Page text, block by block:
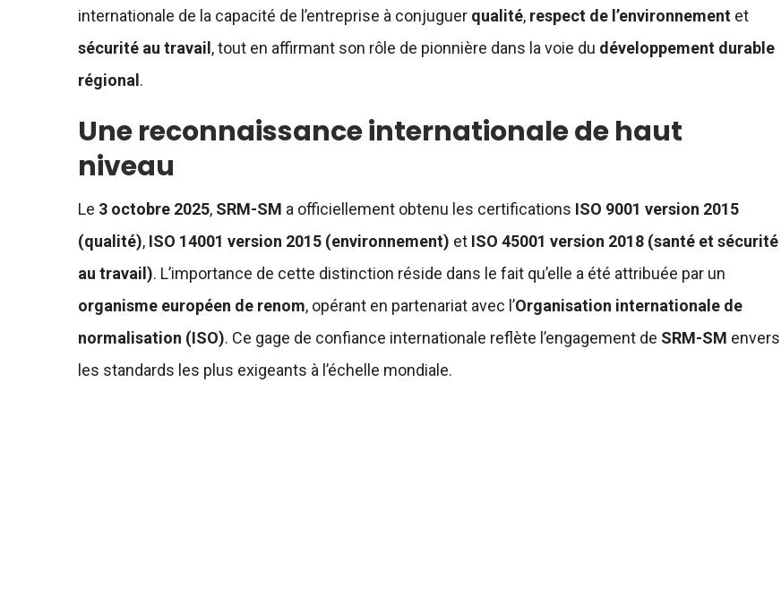
internationale de la capacité de l’entreprise à conjuguer qualité, respect de l’environnement et
sécurité au travail, tout en affirmant son rôle de pionnière dans la voie du développement durable
régional.
Une reconnaissance internationale de haut
niveau
Le 3 octobre 2025, SRM-SM a officiellement obtenu les certifications ISO 9001 version 2015
(qualité), ISO 14001 version 2015 (environnement) et ISO 45001 version 2018 (santé et sécurité
au travail). L’importance de cette distinction réside dans le fait qu’elle a été attribuée par un
organisme européen de renom, opérant en partenariat avec l’Organisation internationale de
normalisation (ISO). Ce gage de confiance internationale reflète l’engagement de SRM-SM envers
les standards les plus exigeants à l’échelle mondiale.